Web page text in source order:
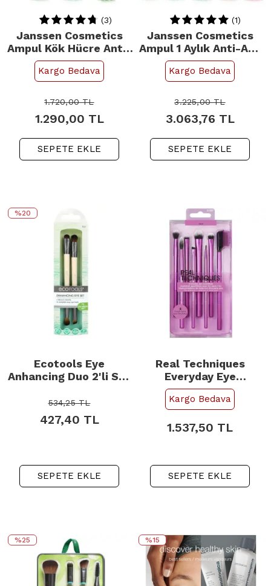
(3)
Janssen Cosmetics
Ampul Kök Hücre Anti-
Age Cilt Bakım Seti - 8
Adet Ürün
Kargo Bedava
1.720,00TL
1.290,00 TL
SEPETE EKLE
(1)
Janssen Cosmetics
Ampul 1 Aylık Anti-Age
Aydınlatıcı Enerji Veren
Cilt Bakım Seti - 15
Adet Ürün
Kargo Bedava
3.225,00TL
3.063,76 TL
SEPETE EKLE
%20
Ecotools Eye
Anhancing Duo 2'li Set
534,25TL
427,40 TL
SEPETE EKLE
Real Techniques
Everyday Eye
Essentials - Göz
Makyaj Fırça Seti
Kargo Bedava
1.537,50 TL
SEPETE EKLE
%25 %15